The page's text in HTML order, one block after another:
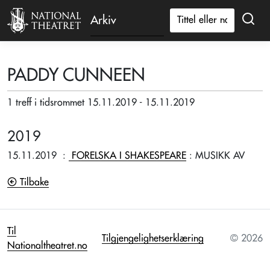
Arkiv
PADDY CUNNEEN
1 treff i tidsrommet 15.11.2019 - 15.11.2019
2019
15.11.2019 : FORELSKA I SHAKESPEARE : MUSIKK AV
Tilbake
Til
Nationaltheatret.no
Tilgjengelighetserklæring © 2026